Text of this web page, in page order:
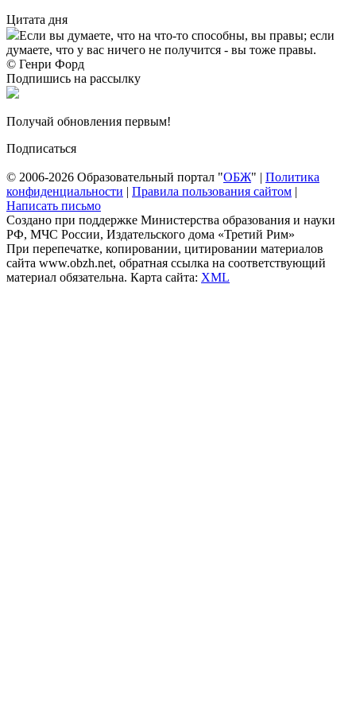
Цитата дня
Если вы думаете, что на что-то способны, вы правы; если
думаете, что у вас ничего не получится - вы тоже правы.
© Генри Форд
Подпишись на рассылку
Получай обновления первым!
Подписаться
© 2006-2026 Образовательный портал "ОБЖ" | Политика
конфиденциальности | Правила пользования сайтом |
Написать письмо
Создано при поддержке Министерства образования и науки
РФ, МЧС России, Издательского дома «Третий Рим»
При перепечатке, копировании, цитировании материалов
сайта www.obzh.net, обратная ссылка на соответствующий
материал обязательна. Карта сайта: XML